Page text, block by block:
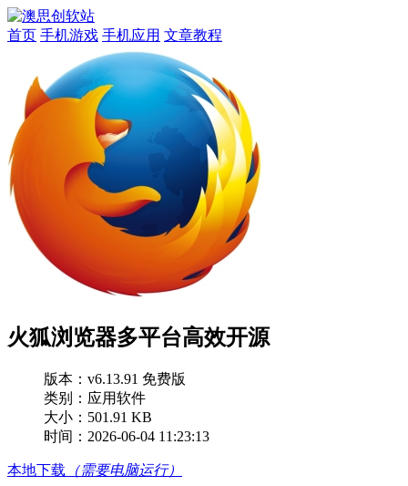
首页 手机游戏 手机应用 文章教程
火狐浏览器多平台高效开源
版本： v6.13.91 免费版
类别：应用软件
大小：501.91 KB
时间：2026-06-04 11:23:13
本地下载 （需要电脑运行）